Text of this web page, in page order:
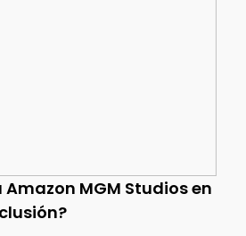
MGM Studios en